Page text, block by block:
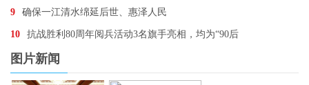
9 确保一江清水绵延后世、惠泽人民
10 抗战胜利80周年阅兵活动3名旗手亮相，均为“90后
图片新闻